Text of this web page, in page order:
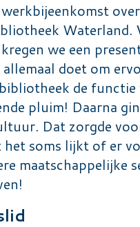
we een
doet om
de
pluim! Daarna
Dat zorgde
soms lijkt of er
maatschappelijke